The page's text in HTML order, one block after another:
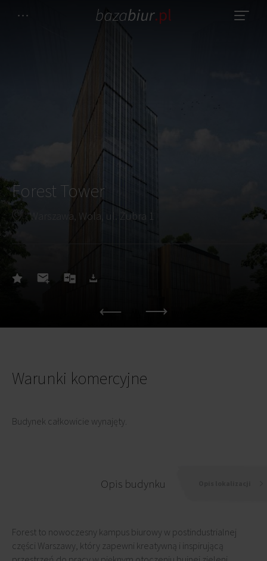
Forest Tower
Warszawa, Wola, ul. Żubra 1
Warunki komercyjne
Budynek całkowicie wynajęty.
Opis budynku
Forest to nowoczesny kampus biurowy w postindustrialnej
części Warszawy, który zapewni kreatywną i inspirującą